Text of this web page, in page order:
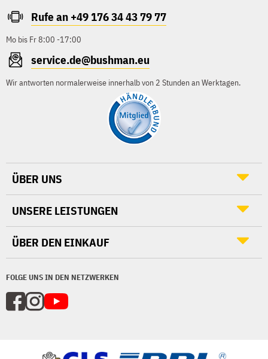
Rufe an +49 176 34 43 79 77
Mo bis Fr 8:00 -17:00
service.de@bushman.eu
Wir antworten normalerweise innerhalb von 2 Stunden an Werktagen.
FOLGE UNS IN DEN NETZWERKEN
ÜBER UNS
UNSERE LEISTUNGEN
ÜBER DEN EINKAUF